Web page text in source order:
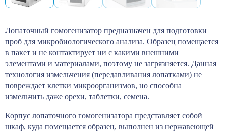
Лопаточный гомогенизатор предназначен для подготовки
проб для микробиологического анализа. Образец помещается
в пакет и не контактирует ни с какими внешними
элементами и материалами, поэтому не загрязняется. Данная
технология измельчения (передавливания лопатками) не
повреждает клетки микроорганизмов, но способна
измельчить даже орехи, таблетки, семена.
Корпус лопаточного гомогенизатора представляет собой
шкаф, куда помещается образец, выполнен из нержавеющей